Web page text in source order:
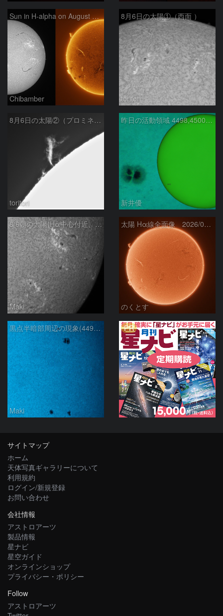
Sun in H-alpha on August 6, 2026
Chibamber
8月6日の太陽①（西面 ）
toritori
8月6日の太陽②（プロミネン北東縁 ）
toritori
昨日の活動領域 4498,4500：2026/08/05
新井優
8/6朝の太陽(Hα中心付近、4498、4502付近)
Maki
太陽 Hα線全面像 2026/08/06
のくとす
黒点半暗部周辺の現象(4498、4502付近)8/6
Maki
PR
サイトマップ
ホーム
天体写真ギャラリーについて
利用規約
ログイン/新規登録
お問い合わせ
会社情報
アストロアーツ
製品情報
星ナビ
星空ガイド
オンラインショップ
プライバシー・ポリシー
Follow
アストロアーツ